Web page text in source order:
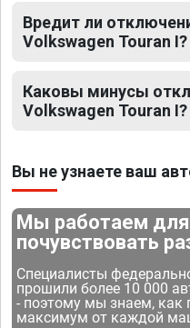
Вредит ли
Volkswagen Touran I?
Каковы минусы
Volkswagen Touran I?
Вы не узнаете ваш
Мы работаем
почувствовать
Специалисты
прошили более 10 000
- поэтому мы знаем, как
максимум от каждой